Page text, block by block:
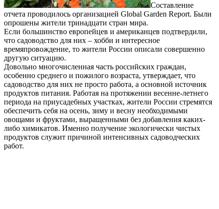
Составление
отчета проводилось организацией Global Garden Report. Были
опрошены жители тринадцати стран мира.
Если большинство европейцев и американцев подтвердили,
что садоводство для них – хобби и интересное
времяпровождение, то жители России описали совершенно
другую ситуацию.
Довольно многочисленная часть российских граждан,
особенно среднего и пожилого возраста, утверждает, что
садоводство для них не просто работа, а основной источник
продуктов питания. Работая на протяжении весенне-летнего
периода на приусадебных участках, жители России стремятся
обеспечить себя на осень, зиму и весну необходимыми
овощами и фруктами, выращенными без добавления каких-
либо химикатов. Именно получение экологически чистых
продуктов служит причиной интенсивных садоводческих
работ.